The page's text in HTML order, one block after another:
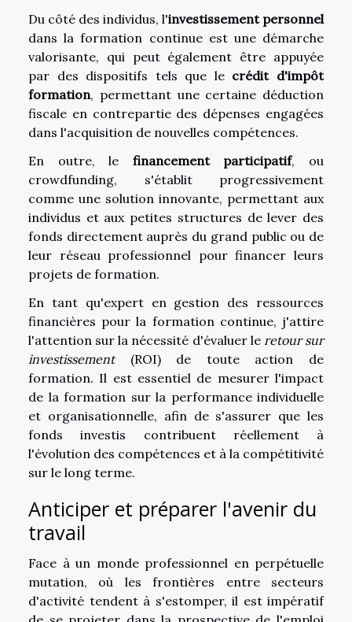
Du côté des individus, l'investissement personnel
dans la formation continue est une démarche
valorisante, qui peut également être appuyée
par des dispositifs tels que le crédit d'impôt
formation, permettant une certaine déduction
fiscale en contrepartie des dépenses engagées
dans l'acquisition de nouvelles compétences.
En outre, le financement participatif, ou
crowdfunding, s'établit progressivement
comme une solution innovante, permettant aux
individus et aux petites structures de lever des
fonds directement auprès du grand public ou de
leur réseau professionnel pour financer leurs
projets de formation.
En tant qu'expert en gestion des ressources
financières pour la formation continue, j'attire
l'attention sur la nécessité d'évaluer le retour sur
investissement(ROI) de toute action de
formation. Il est essentiel de mesurer l'impact
de la formation sur la performance individuelle
et organisationnelle, afin de s'assurer que les
fonds investis contribuent réellement à
l'évolution des compétences et à la compétitivité
sur le long terme.
Anticiper et préparer l'avenir du
travail
Face à un monde professionnel en perpétuelle
mutation, où les frontières entre secteurs
d'activité tendent à s'estomper, il est impératif